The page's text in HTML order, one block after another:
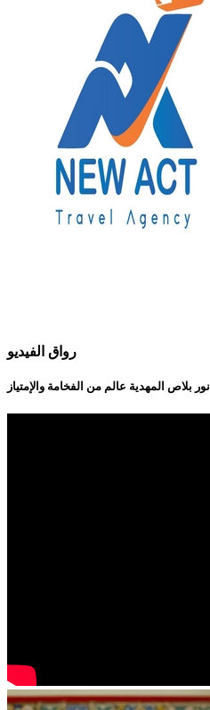
رواق الفيديو
نور بلاص المهدية عالم من الفخامة والإمتياز